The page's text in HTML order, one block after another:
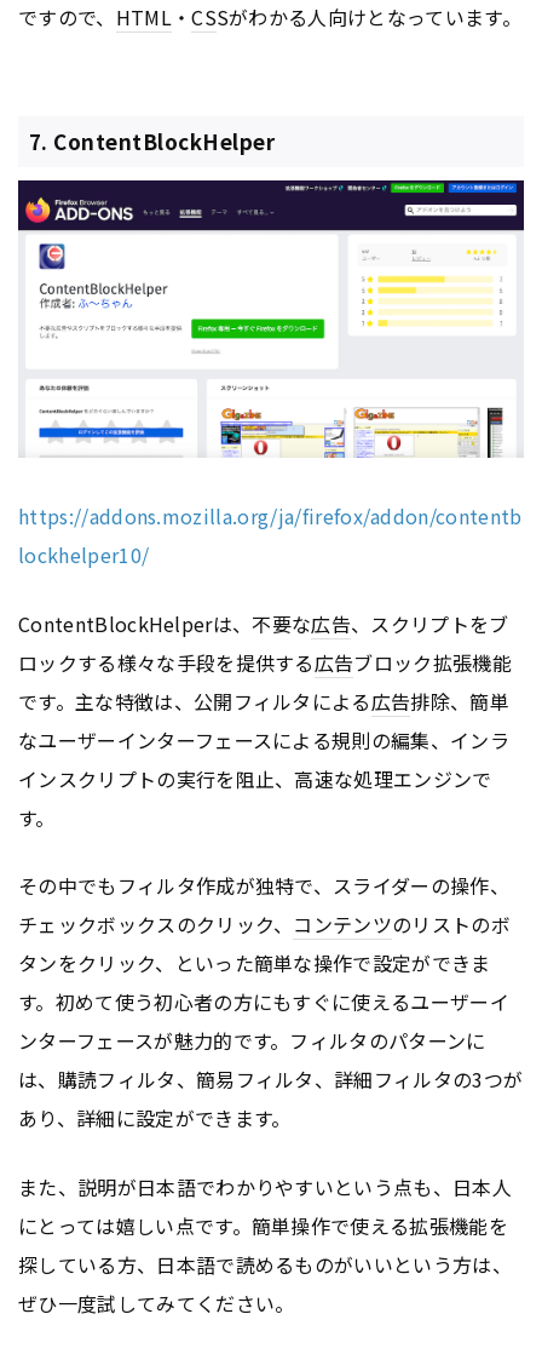
ですので、 HTML ・CSSがわかる人向けとなっています。
7. ContentBlockHelper
https://addons.mozilla.org/ja/firefox/addon/contentb
lockhelper10/
ContentBlockHelperは、不要な広告、スクリプトをブ
ロックする様々な手段を提供する広告ブロック拡張機能
です。主な特徴は、公開フィルタによる広告排除、簡単
なユーザーインターフェースによる規則の編集、インラ
インスクリプトの実行を阻止、高速な処理エンジンで
す。
その中でもフィルタ作成が独特で、スライダーの操作、
チェックボックスのクリック、 コンテンツのリストのボ
タンをクリック、といった簡単な操作で設定ができま
す。初めて使う初心者の方にもすぐに使えるユーザーイ
ンターフェースが魅力的です。フィルタのパターンに
は、購読フィルタ、簡易フィルタ、詳細フィルタの3つが
あり、詳細に設定ができます。
また、説明が日本語でわかりやすいという点も、日本人
にとっては嬉しい点です。簡単操作で使える拡張機能を
探している方、日本語で読めるものがいいという方は、
ぜひ一度試してみてください。